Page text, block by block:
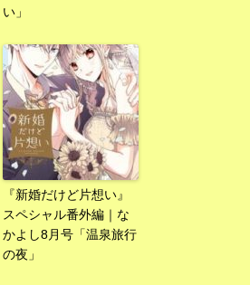
い」
『新婚だけど片想い』
スペシャル番外編｜な
かよし8月号「温泉旅行
の夜」